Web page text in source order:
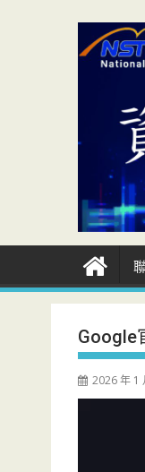
Google
2026 年 1